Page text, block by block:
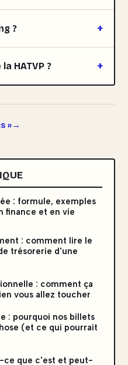
?
HATVP ?
»
: formule, exemples
finance et en vie
: comment lire le
trésorerie d'une
: comment ça
vous allez toucher
: pourquoi nos billets
(et ce qui pourrait
ce que c'est et peut-